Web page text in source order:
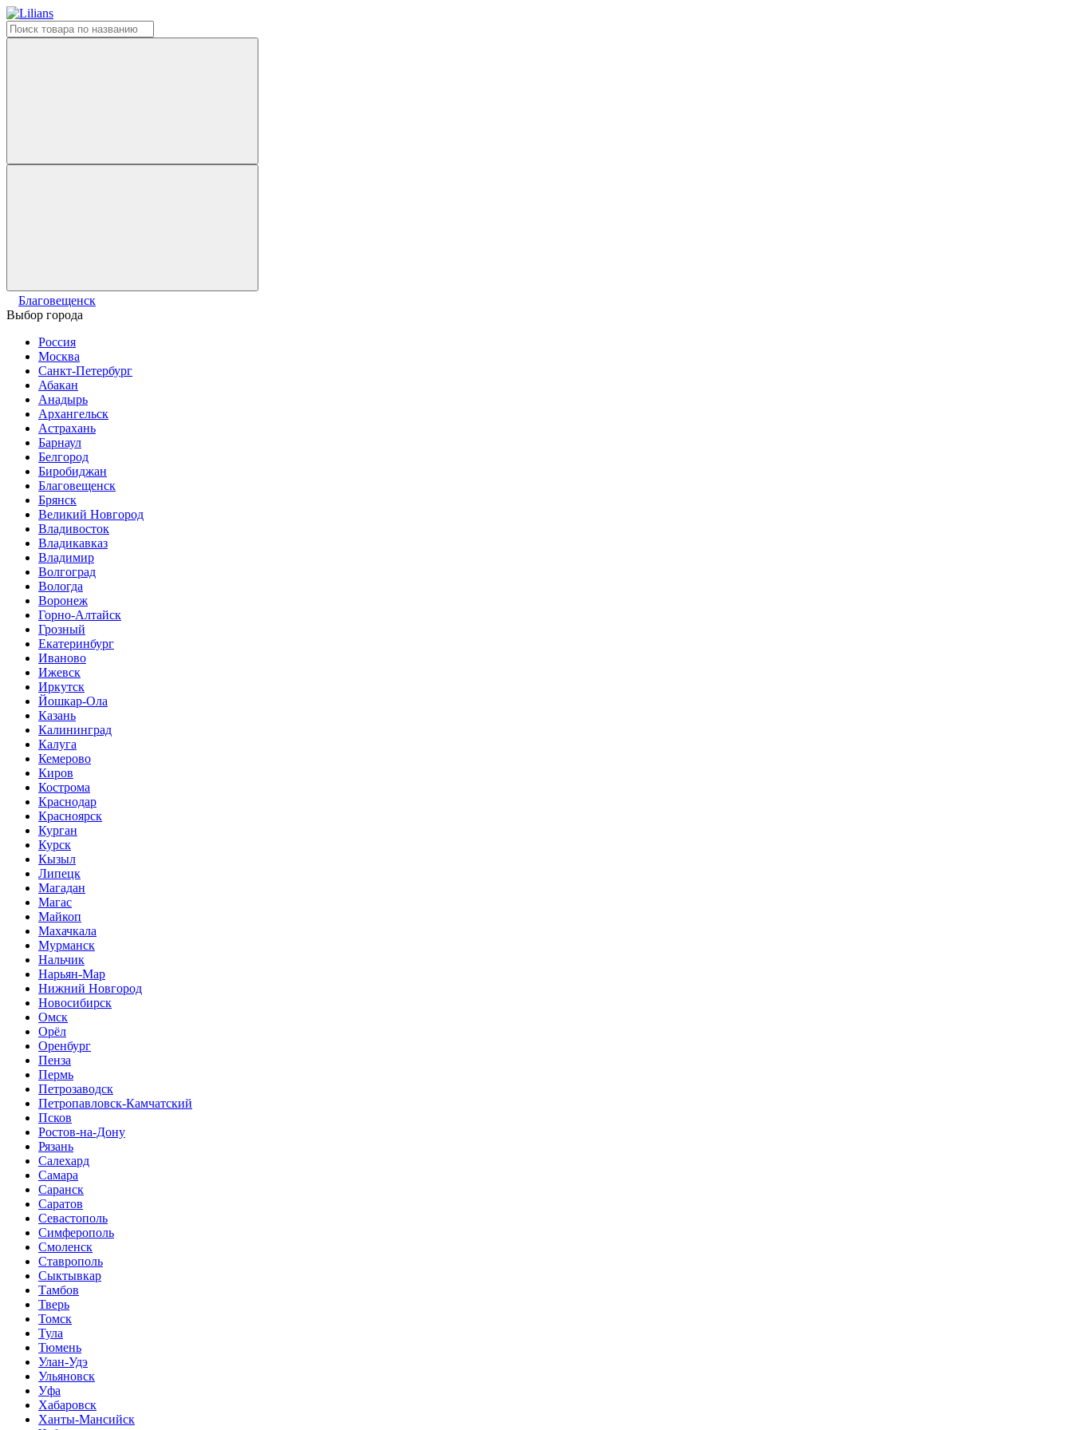
Благовещенск
Выбор города
Россия
Москва
Санкт-Петербург
Абакан
Анадырь
Архангельск
Астрахань
Барнаул
Белгород
Биробиджан
Благовещенск
Брянск
Великий Новгород
Владивосток
Владикавказ
Владимир
Волгоград
Вологда
Воронеж
Горно-Алтайск
Грозный
Екатеринбург
Иваново
Ижевск
Иркутск
Йошкар-Ола
Казань
Калининград
Калуга
Кемерово
Киров
Кострома
Краснодар
Красноярск
Курган
Курск
Кызыл
Липецк
Магадан
Магас
Майкоп
Махачкала
Мурманск
Нальчик
Нарьян-Мар
Нижний Новгород
Новосибирск
Омск
Орёл
Оренбург
Пенза
Пермь
Петрозаводск
Петропавловск-Камчатский
Псков
Ростов-на-Дону
Рязань
Салехард
Самара
Саранск
Саратов
Севастополь
Симферополь
Смоленск
Ставрополь
Сыктывкар
Тамбов
Тверь
Томск
Тула
Тюмень
Улан-Удэ
Ульяновск
Уфа
Хабаровск
Ханты-Мансийск